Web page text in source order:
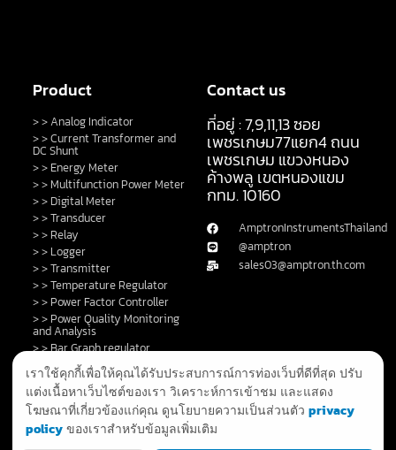
Product
> > Analog Indicator
> > Current Transformer and
DC Shunt
> > Energy Meter
> > Multifunction Power Meter
> > Digital Meter
> > Transducer
> > Relay
> > Logger
> > Transmitter
> > Temperature Regulator
> > Power Factor Controller
> > Power Quality Monitoring
and Analysis
> > Bar Graph regulator
> > Control Switch and Lamp
> > DC Shunt
> > Fault Annunciator
> > GPS Clock and System
> > Privacy Policy
Contact us
ที่อยู่ : 7,9,11,13 ซอย
เพชรเกษม77แยก4 ถนน
เพชรเกษม แขวงหนอง
ค้างพลู เขตหนองแขม
กทม. 10160
AmptronInstrumentsThailand
@amptron
sales03@amptron.th.com
เราใช้คุกกี้เพื่อให้คุณได้รับประสบการณ์การท่องเว็บที่ดีที่สุด ปรับ
แต่งเนื้อหาเว็บไซต์ของเรา วิเคราะห์การเข้าชม และแสดง
โฆษณาที่เกี่ยวข้องแก่คุณ ดูนโยบายความเป็นส่วนตัว privacy
policy ของเราสำหรับข้อมูลเพิ่มเติม